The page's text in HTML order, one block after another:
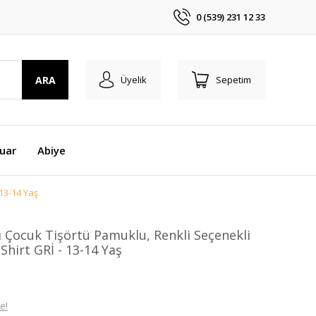
0 (539) 231 12 33
ARA Üyelik Sepetim
Abiye
14 Yaş
Çocuk Tişörtü Pamuklu, Renkli Seçenekli
GRİ - 13-14 Yaş